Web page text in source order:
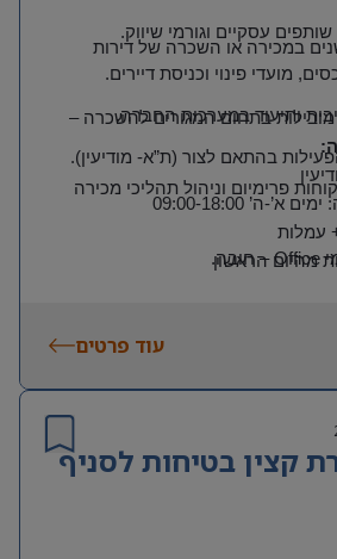
עסקיים וגורמי שיווק.
מועדי פינוי וכניסת דיירים.
ותיעוד במערכות החברה.
בהתאם לצור (ת”א- מודיעין).
של לפחות 3 שנים במכירה או השכרה של דירות
מובילות בתחום המגורים להשכרה –
פרימיום וניהול תהליכי מכירה
Office – חובה.
:
ה’ 09:00-18:00
עמלות
מהיום הראשון
עוד פרטים
קצין בטיחות לסניף